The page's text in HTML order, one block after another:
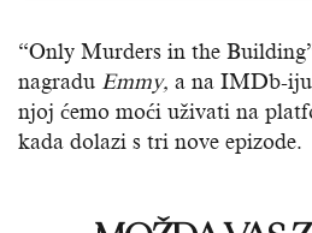
“Only Murders in the
nagradu Emmy, a na IMDb-
njoj ćemo moći uživati na
kada dolazi s tri nove epizode.